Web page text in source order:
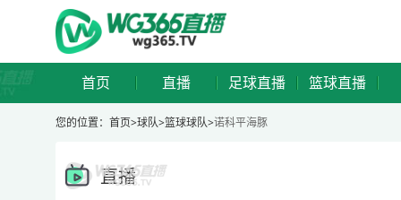
首页 直播 足球直播 篮球直播
您的位置： 首页>球队>篮球球队>诺科平海豚
直播